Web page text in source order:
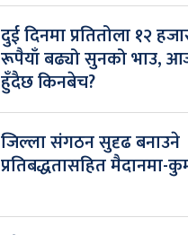
दुई दिनमा प्रतितोला १२
रूपैयाँ बढ्यो सुनको भाउ,
हुँदैछ किनबेच?
जिल्ला संगठन सुदृढ बनाउने
प्रतिबद्धतासहित मैदानमा-